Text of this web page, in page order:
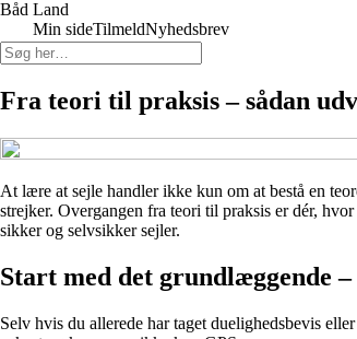
Båd Land
Min sideTilmeldNyhedsbrev
Fra teori til praksis – sådan
At lære at sejle handler ikke kun om at bestå en
strejker. Overgangen fra teori til praksis er dér,
sikker og selvsikker sejler.
Start med det grundlæggende –
Selv hvis du allerede har taget duelighedsbevis